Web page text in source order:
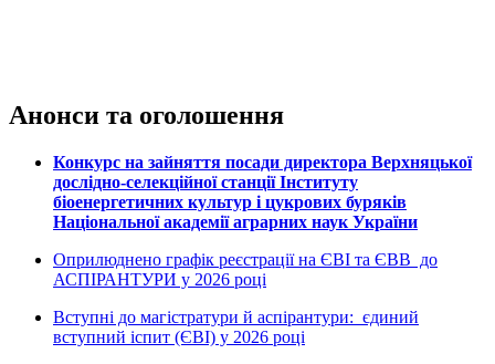
Анонси та оголошення
Конкурс на зайняття посади директора Верхняцької
дослідно-селекційної станції Інституту
біоенергетичних культур і цукрових буряків
Національної академії аграрних наук України
Оприлюднено графік реєстрації на ЄВІ та ЄВВ до
АСПІРАНТУРИ у 2026 році
Вступні до магістратури й аспірантури: єдиний
вступний іспит (ЄВІ) у 2026 році